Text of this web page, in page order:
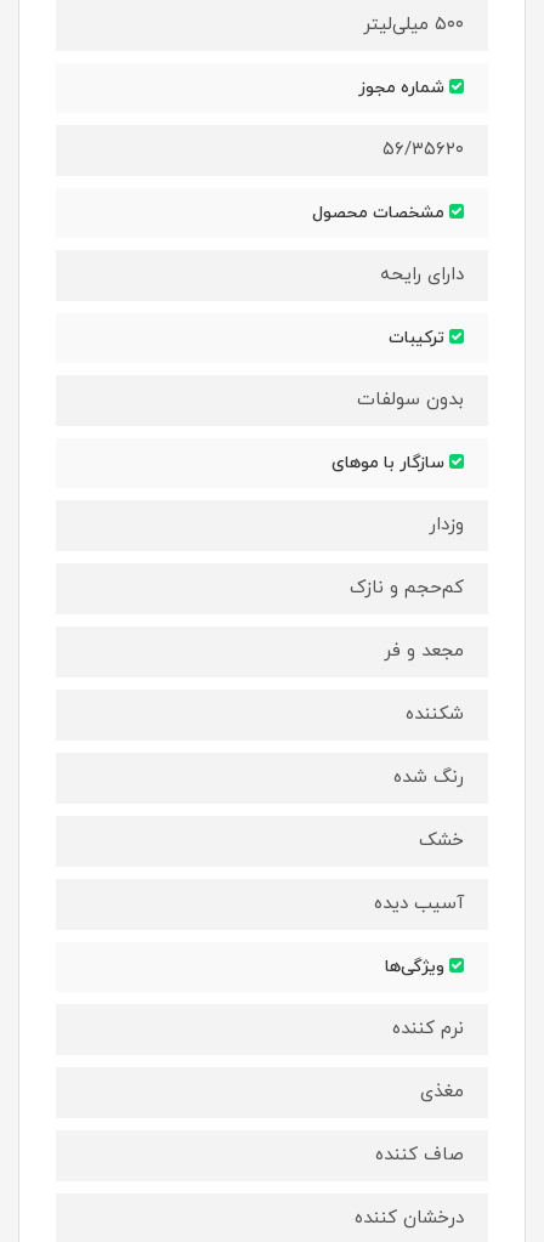
۵۰۰ میلی‌لیتر
شماره مجوز
۵۶/۳۵۶۲۰
مشخصات محصول
دارای رایحه
ترکیبات
بدون سولفات
سازگار با موهای
وزدار
کم‌حجم و نازک
مجعد و فر
شکننده
رنگ شده
خشک
آسیب دیده
ویژگی‌ها
نرم کننده
مغذی
صاف کننده
درخشان کننده